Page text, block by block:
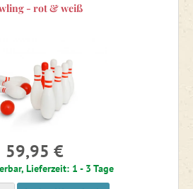
- rot & weiß
59,95 €
Lieferzeit: 1 - 3 Tage